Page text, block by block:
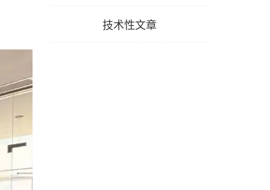
技术性文章